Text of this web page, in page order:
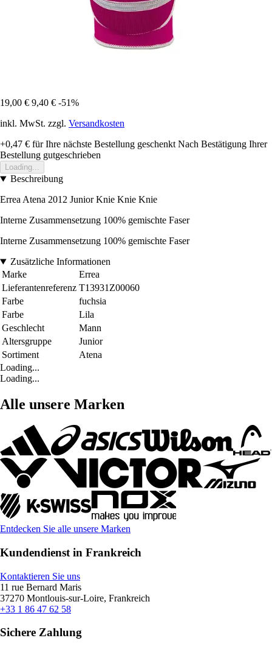
19,00 € 9,40 € -51%
inkl. MwSt. zzgl. Versandkosten
+0,47 € für Ihre nächste Bestellung geschenkt Nach Bestätigung Ihrer
Bestellung gutgeschrieben
Loading...
Beschreibung
Errea Atena 2012 Junior Knie Knie Knie
Interne Zusammensetzung 100% gemischte Faser
Interne Zusammensetzung 100% gemischte Faser
Zusätzliche Informationen
Marke
Errea
Lieferantenreferenz T13931Z00060
Farbe
fuchsia
Farbe
Lila
Geschlecht
Mann
Altersgruppe
Junior
Sortiment
Atena
Loading...
Loading...
Alle unsere Marken
Entdecken Sie alle unsere Marken
Kundendienst in Frankreich
Kontaktieren Sie uns
11 rue Bernard Maris
37270 Montlouis-sur-Loire, Frankreich
+33 1 86 47 62 58
Sichere Zahlung